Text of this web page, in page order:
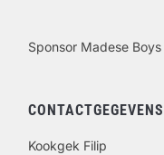
Sponsor Madese
CONTACTGEGEVENS
Kookgek Filip